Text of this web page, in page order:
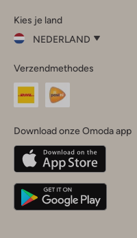
InstagramFacebook
Kies je land
NEDERLAND
je
land
Nederland
Belgique(Français)
Deutschland
Verzendmethodes
Download onze Omoda app